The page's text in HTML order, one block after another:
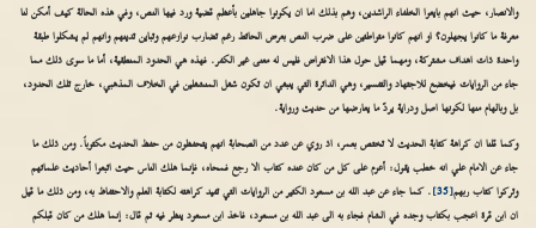
والانصار، حيث انهم بايعوا الخلفاء الراشدين، وهم بذلك اما ان يكونوا جاهلين بأعظم قضية ورد فيها النص، وفي هذه الحالة كيف أمكن لنا
معرفة ما كانوا يجهلون؟ او انهم كانوا متواطئين على ضرب النص بعرض الحائط رغم تضارب نوازعهم وتباين تدينهم وانهم لم يشكلوا طبقة
واحدة ذات اهداف مشتركة، ومهما قيل حول هذا الافتراض فليس له معنى غير الكفر. فهذه هي الحدود المنطقية، أما ما سوى ذلك مما
جاء من الروايات فيخضع للاجتهاد والتفسير، وهي الدائرة التي ينبغي ان تكون شغل المنشغلين في الخلاف المذهبي، خارج تلك الحدود،
بل وبالهام منها لكونها اصل ودراية يردّ ما يعارضها من حديث ورواية.
وكما قلنا ان كراهة كتابة الحديث لا تختص بعمر، اذ روي عن عدد من الصحابة انهم يتحفظون من حفظ الحديث مكتوباً. ومن ذلك ما
جاء عن الامام علي انه خطب يقول: أعزم على كل من كان عنده كتاب الا رجع فمحاه، فإنما هلك الناس حيث اتبعوا أحاديث علمائهم
وتركوا كتاب ربهم[35]
. كما جاء عن عبد الله بن مسعود الكثير من الروايات التي تفيد كراهته لكتابة العلم والاحتفاظ به، ومن ذلك ما قيل
ان ابن قرة اعجب بكتاب وجده في الشام فجاء به الى عبد الله بن مسعود، فاخذ ابن مسعود ينظر فيه ثم قال: إنما هلك من كان قبلكم